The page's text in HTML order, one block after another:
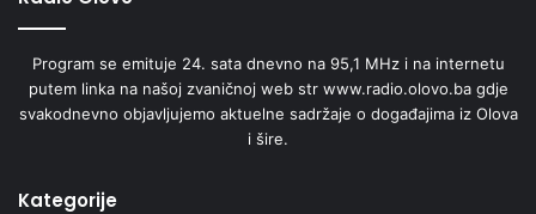
zahvalnice te po povratku u kamp na Banji u Olovu priredili
Pokrovitelj manifestacije je bila Općina Olovo i Općinski
načelnik Đemal Memagić,Ministarstvo za boračka pitanja
Program se emituje 24. sata dnevno na 95,1 MHz i na internetu
putem linka na našoj zvaničnoj web str www.radio.olovo.ba gdje
svakodnevno objavljujemo aktuelne sadržaje o događajima iz Olova
i šire.
Kategorije